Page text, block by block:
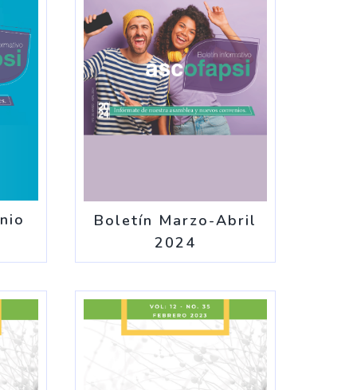
Boletín Marzo-Abril
2024